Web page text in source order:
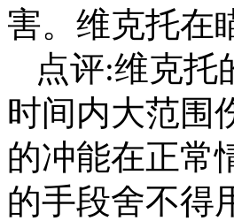
害。维克托在
点评:维克托
时间内大范围
的冲能在正常
的手段舍不得